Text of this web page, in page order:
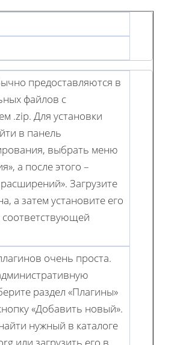
предоставляются в
файлов с
.zip. Для установки
в панель
выбрать меню
а после этого –
Загрузите
а затем установите его
очень проста.
раздел «Плагины»
«Добавить новый».
нужный в каталоге
или загрузить его в